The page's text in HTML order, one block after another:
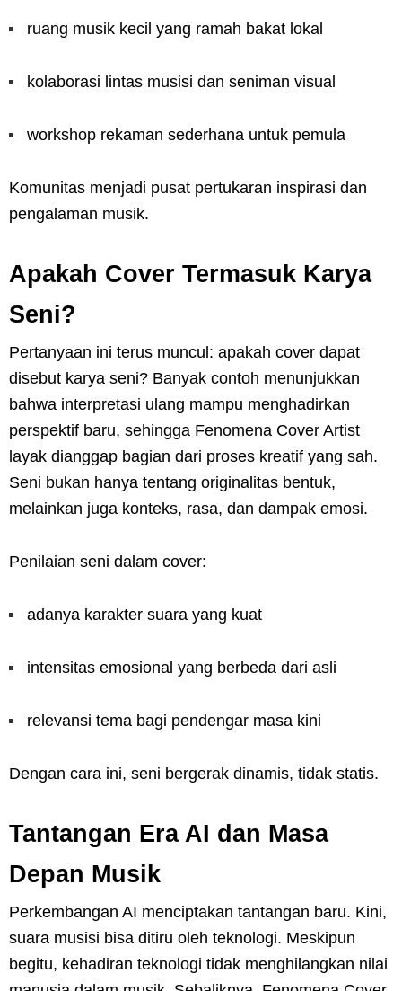
ruang musik kecil yang ramah bakat lokal
kolaborasi lintas musisi dan seniman visual
workshop rekaman sederhana untuk pemula
Komunitas menjadi pusat pertukaran inspirasi dan
pengalaman musik.
Apakah Cover Termasuk Karya
Seni?
Pertanyaan ini terus muncul: apakah cover dapat
disebut karya seni? Banyak contoh menunjukkan
bahwa interpretasi ulang mampu menghadirkan
perspektif baru, sehingga Fenomena Cover Artist
layak dianggap bagian dari proses kreatif yang sah.
Seni bukan hanya tentang originalitas bentuk,
melainkan juga konteks, rasa, dan dampak emosi.
Penilaian seni dalam cover:
adanya karakter suara yang kuat
intensitas emosional yang berbeda dari asli
relevansi tema bagi pendengar masa kini
Dengan cara ini, seni bergerak dinamis, tidak statis.
Tantangan Era AI dan Masa
Depan Musik
Perkembangan AI menciptakan tantangan baru. Kini,
suara musisi bisa ditiru oleh teknologi. Meskipun
begitu, kehadiran teknologi tidak menghilangkan nilai